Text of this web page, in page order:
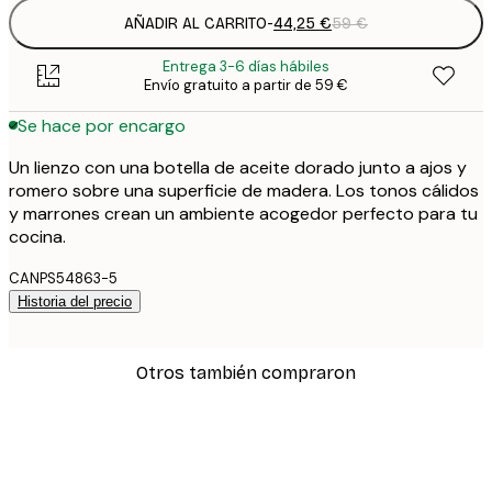
AÑADIR AL CARRITO-44,25 €59 €
Entrega 3-6 días hábiles
Envío gratuito a partir de 59 €
Se hace por encargo
Un lienzo con una botella de aceite dorado junto a ajos y
romero sobre una superficie de madera. Los tonos cálidos
y marrones crean un ambiente acogedor perfecto para tu
cocina.
CANPS54863-5
Historia del precio
Otros también compraron